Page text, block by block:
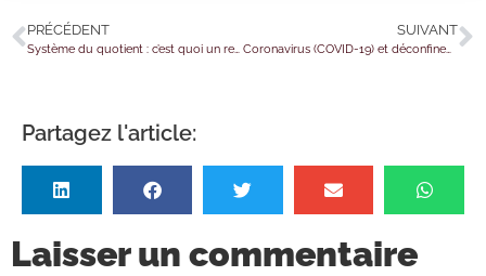
PRÉCÉDENT SUIVANT
Coronavirus (COVID-19) et déconfinement : le point sur la phase 2 !
Partagez l'article:
Laisser un commentaire